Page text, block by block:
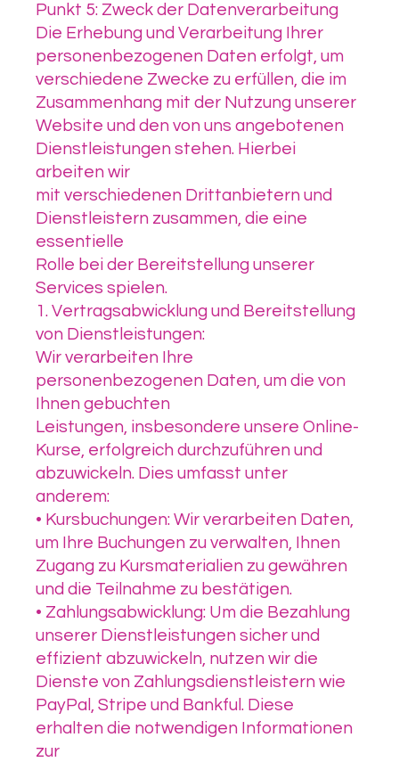
Punkt 5: Zweck der Datenverarbeitung
Die Erhebung und Verarbeitung Ihrer
personenbezogenen Daten erfolgt, um
verschiedene Zwecke zu erfüllen, die im
Zusammenhang mit der Nutzung unserer
Website und den von uns angebotenen
Dienstleistungen stehen. Hierbei
arbeiten wir
mit verschiedenen Drittanbietern und
Dienstleistern zusammen, die eine
essentielle
Rolle bei der Bereitstellung unserer
Services spielen.
1. Vertragsabwicklung und Bereitstellung
von Dienstleistungen:
Wir verarbeiten Ihre
personenbezogenen Daten, um die von
Ihnen gebuchten
Leistungen, insbesondere unsere Online-
Kurse, erfolgreich durchzuführen und
abzuwickeln. Dies umfasst unter
anderem:
• Kursbuchungen: Wir verarbeiten Daten,
um Ihre Buchungen zu verwalten, Ihnen
Zugang zu Kursmaterialien zu gewähren
und die Teilnahme zu bestätigen.
• Zahlungsabwicklung: Um die Bezahlung
unserer Dienstleistungen sicher und
effizient abzuwickeln, nutzen wir die
Dienste von Zahlungsdienstleistern wie
PayPal, Stripe und Bankful. Diese
erhalten die notwendigen Informationen
zur